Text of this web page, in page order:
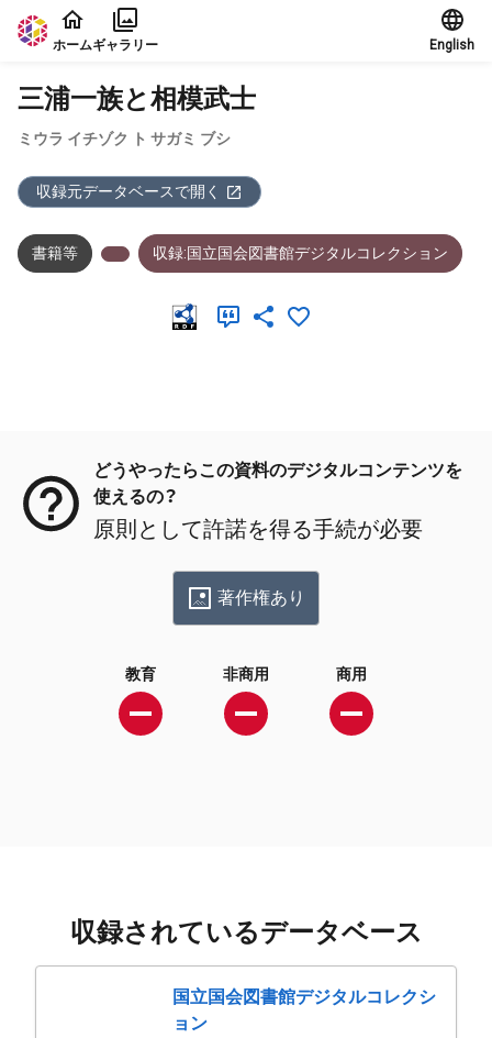
本文に飛ぶ
ホームギャラリー English
三浦一族と相模武士
ミウラ イチゾク ト サガミ ブシ
収録元データベースで開く
書籍等 収録:国立国会図書館デジタルコレクション
どうやったらこの資料のデジタルコンテンツを
使えるの？
原則として許諾を得る手続が必要
著作権あり
教育 非商用 商用
収録されているデータベース
国立国会図書館デジタルコレクシ
ョン